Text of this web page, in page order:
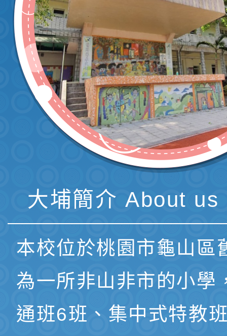
大埔簡介 About us
本校位於桃園市龜山區
為一所非山非市的小學
通班6班、集中式特教